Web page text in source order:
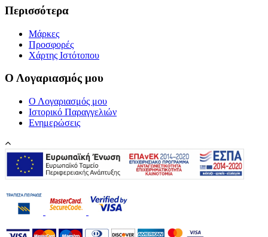
Περισσότερα
Μάρκες
Προσφορές
Χάρτης Ιστότοπου
Ο Λογαριασμός μου
Ο Λογαριασμός μου
Ιστορικό Παραγγελιών
Ενημερώσεις